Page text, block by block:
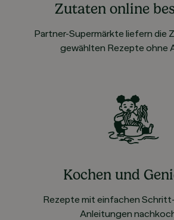
Zutaten online
Partner-Supermärkte liefern die
gewählten Rezepte ohne
Kochen und
Rezepte mit einfachen
Anleitungen